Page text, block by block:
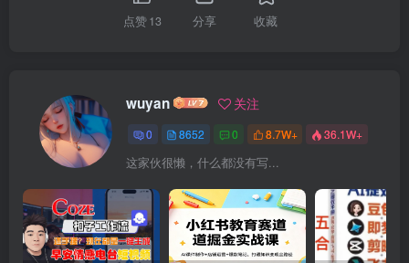
点赞13 分享 收藏
wuyan 关注
0 8652 0 8.7W+ 36.1W+
这家伙很懒，什么都没有写...